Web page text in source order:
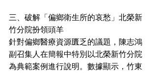
三、破解「偏鄉衛生所的哀愁」北榮新
竹分院扮領頭羊
針對偏鄉醫療資源匱乏的議題，陳志鴻
副召集人在簡報中特別以北榮新竹分院
為典範案例進行說明。數據顯示，竹東